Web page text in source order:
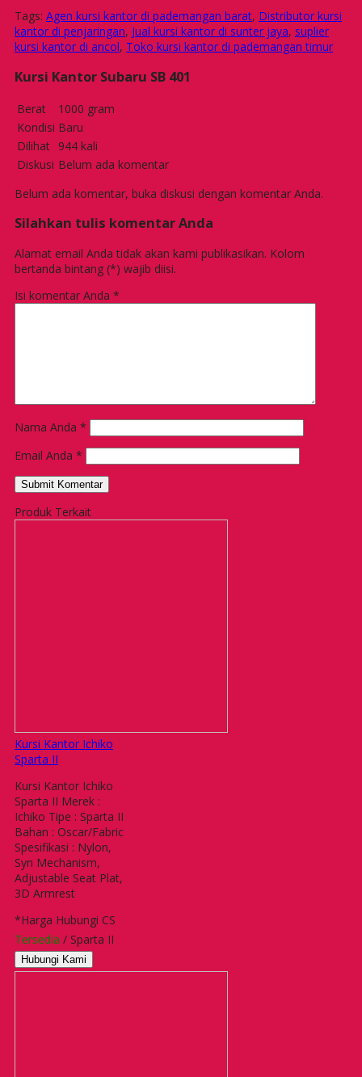
Tags: Agen kursi kantor di pademangan barat, Distributor kursi
kantor di penjaringan, Jual kursi kantor di sunter jaya, suplier
kursi kantor di ancol, Toko kursi kantor di pademangan timur
Kursi Kantor Subaru SB 401
Berat
1000 gram
Kondisi Baru
Dilihat 944 kali
Diskusi Belum ada komentar
Belum ada komentar, buka diskusi dengan komentar Anda.
Silahkan tulis komentar Anda
Alamat email Anda tidak akan kami publikasikan. Kolom
bertanda bintang (*) wajib diisi.
Isi komentar Anda *
Nama Anda *
Email Anda *
Produk Terkait
Kursi Kantor Ichiko
Sparta II
Kursi Kantor Ichiko
Sparta II Merek :
Ichiko Tipe : Sparta II
Bahan : Oscar/Fabric
Spesifikasi : Nylon,
Syn Mechanism,
Adjustable Seat Plat,
3D Armrest
*Harga Hubungi CS
Tersedia / Sparta II
Hubungi Kami